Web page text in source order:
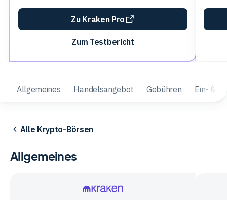
Zu Kraken Pro
Zum Testbericht
Allgemeines Handelsangebot Gebühren Ein- &
Alle Krypto-Börsen
Allgemeines